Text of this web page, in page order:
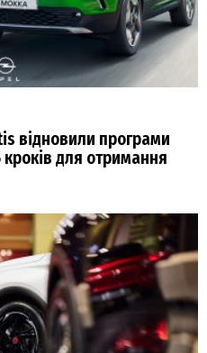
відновили програми
кроків для отримання